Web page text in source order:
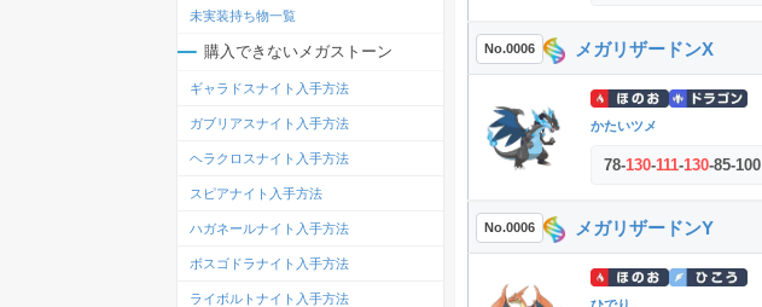
No.0006 メガリザードンX
かたいツメ
78-130-111-130-85-100
No.0006 メガリザードンY
未実装持ち物一覧
購入できないメガストーン
ギャラドスナイト入手方法
ガブリアスナイト入手方法
ヘラクロスナイト入手方法
スピアナイト入手方法
ハガネールナイト入手方法
ボスゴドラナイト入手方法
ライボルトナイト入手方法